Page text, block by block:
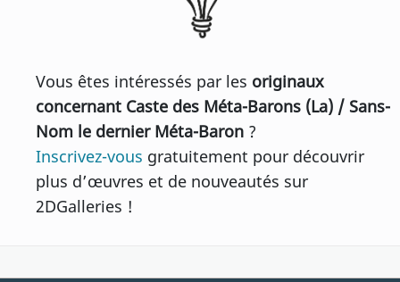
Vous êtes intéressés par les originaux
concernant Caste des Méta-Barons (La) / Sans-
Nom le dernier Méta-Baron ?
Inscrivez-vous gratuitement pour découvrir
plus d’œuvres et de nouveautés sur
2DGalleries !